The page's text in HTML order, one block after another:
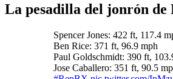
La pesadilla del jonrón
Spencer Jones: 422 ft, 117.4
Ben Rice: 371 ft, 96.9 mph
Paul Goldschmidt: 390 ft,
Jose Caballero: 351 ft, 90.5